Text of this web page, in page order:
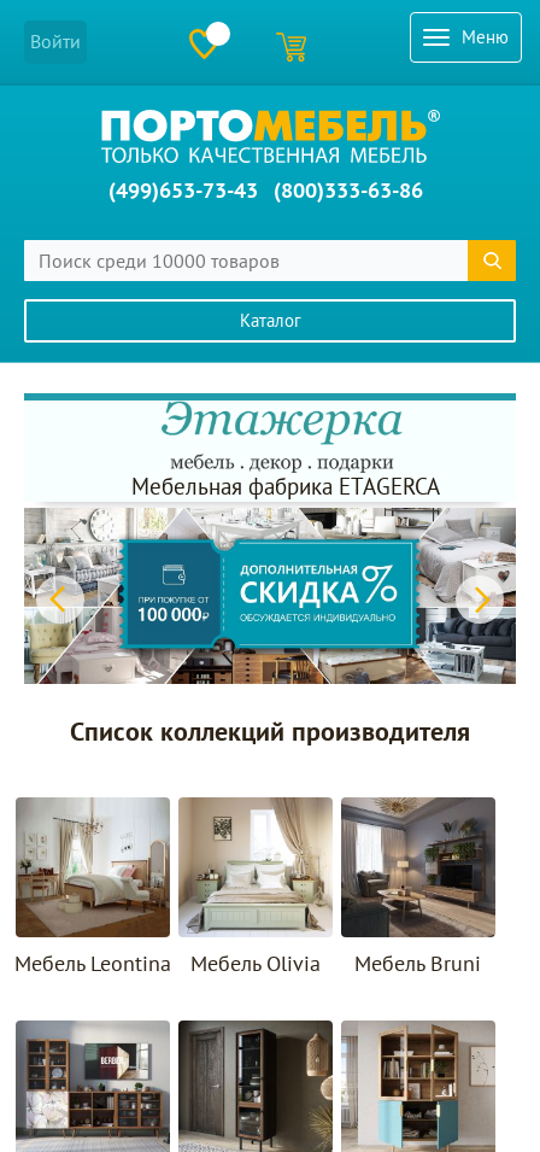
Меню
Войти
(499)653-73-43 (800)333-63-86
Каталог
Главное меню сайта
Мебельная фабрика ETAGERCA
Список коллекций производителя
Мебель Leontina Мебель Olivia Мебель Bruni